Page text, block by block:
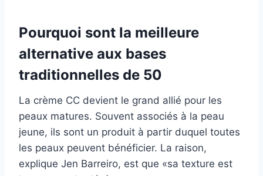
Pourquoi sont la meilleure
alternative aux bases
traditionnelles de 50
La crème CC devient le grand allié pour les
peaux matures. Souvent associés à la peau
jeune, ils sont un produit à partir duquel toutes
les peaux peuvent bénéficier. La raison,
explique Jen Barreiro, est que «sa texture est